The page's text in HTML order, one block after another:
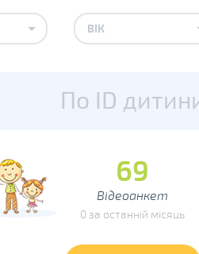
ВІК
69
Відеоанкет
0 за останній місяць